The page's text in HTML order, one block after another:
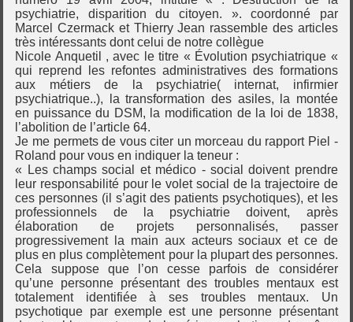
psychiatrie, disparition du citoyen. ». coordonné par
Marcel Czermack et Thierry Jean rassemble des articles
très intéressants dont celui de notre collègue
Nicole Anquetil , avec le titre « Évolution psychiatrique «
qui reprend les refontes administratives des formations
aux métiers de la psychiatrie( internat, infirmier
psychiatrique..), la transformation des asiles, la montée
en puissance du DSM, la modification de la loi de 1838,
l’abolition de l’article 64.
Je me permets de vous citer un morceau du rapport Piel -
Roland pour vous en indiquer la teneur :
« Les champs social et médico - social doivent prendre
leur responsabilité pour le volet social de la trajectoire de
ces personnes (il s’agit des patients psychotiques), et les
professionnels de la psychiatrie doivent, après
élaboration de projets personnalisés, passer
progressivement la main aux acteurs sociaux et ce de
plus en plus complètement pour la plupart des personnes.
Cela suppose que l’on cesse parfois de considérer
qu’une personne présentant des troubles mentaux est
totalement identifiée à ses troubles mentaux. Un
psychotique par exemple est une personne présentant